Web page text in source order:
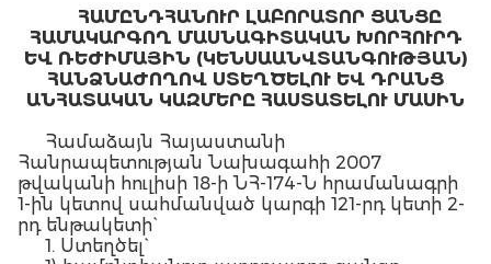
ՀԱՄԸՆԴՀԱՆՈՒՐ ԼԱԲՈՐԱՏՈՐ ՑԱՆՑԸ
ՀԱՄԱԿԱՐԳՈՂ ՄԱՍՆԱԳԻՏԱԿԱՆ ԽՈՐՀՈՒՐԴ
ԵՎ ՌԵԺԻՄԱՅԻՆ (ԿԵՆՍԱԱՆՎՏԱՆԳՈՒԹՅԱՆ)
ՀԱՆՁՆԱԺՈՂՈՎ ՍՏԵՂԾԵԼՈՒ ԵՎ ԴՐԱՆՑ
ԱՆՀԱՏԱԿԱՆ ԿԱԶՄԵՐԸ ՀԱՍՏԱՏԵԼՈՒ ՄԱՍԻՆ
Համաձայն Հայաստանի
Հանրապետության Նախագահի 2007
թվականի հուլիսի 18-ի ՆՀ-174-Ն հրամանագրի
1-ին կետով սահմանված կարգի 121-րդ կետի 2-
րդ ենթակետի`
1. Ստեղծել`